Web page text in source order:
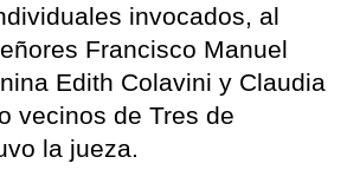
invocados, al
Francisco Manuel
Edith Colavini y Claudia
vecinos de Tres de
la jueza.